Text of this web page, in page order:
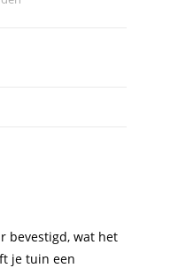
bevestigd, wat het
je tuin een